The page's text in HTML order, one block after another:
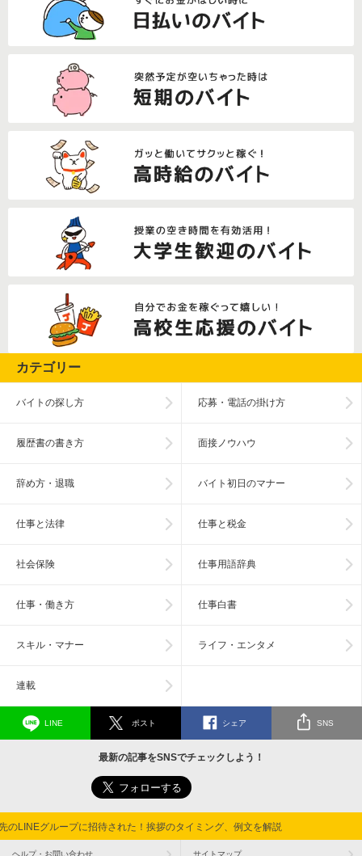
カテゴリー
バイトの探し方 応募・電話の掛け方
履歴書の書き方 面接ノウハウ
辞め方・退職 バイト初日のマナー
仕事と法律 仕事と税金
社会保険 仕事用語辞典
仕事・働き方 仕事白書
スキル・マナー ライフ・エンタメ
連載
LINE ポスト シェア SNS
最新の記事をSNSでチェックしよう！
のLINEグループに招待された！挨拶のタイミング、例文を解説